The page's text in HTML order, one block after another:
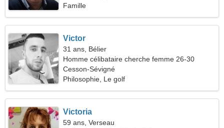
Famille
Victor
31 ans, Bélier
Homme célibataire cherche femme 26-30
Cesson-Sévigné
Philosophie, Le golf
Victoria
59 ans, Verseau